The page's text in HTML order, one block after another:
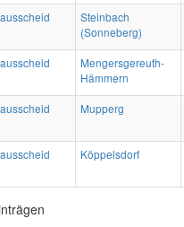
Steinbach
(Sonneberg)
Mengersgereuth-
Hämmern
Mupperg
Köppelsdorf